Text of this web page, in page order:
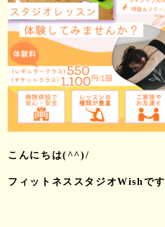
こんにちは(^^)/
フィットネススタジオWishです